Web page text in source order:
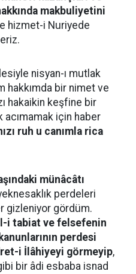
makbuliyetini
hizmet-i Nuriyede
nisyan-ı mutlak
hakkımda bir nimet ve
hakaikin keşfine bir
acımamak için haber
ruh u canımla rica
münâcâtı
perdeleri
gizleniyor gördüm.
i tabiat ve felsefenin
perdesi
i İlâhiyeyi görmeyip,
bir âdi esbaba isnad